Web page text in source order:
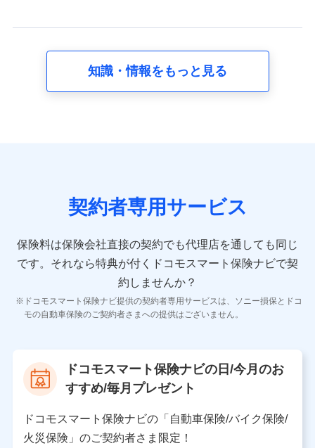
の内容、保険料、保険料のお支払方法、車のメーカーや
走行距離などの情報、建物の構造や築年数などの情報、
険契約に関する情報。例として、保険契約者及び被保険
者の氏名、住所、生年月日、性別、保険契約者と被保険
報、建物の構造や築年数などの情報、ペットの種類や年
齢などの情報などが含まれます。
【共同して利用する者の範囲】
当社
当社又は株式会社NTTドコモが提供する保険関連サービ
スにおけるユーザ登録受付および管理のため
を受けている保険会社・提携会社の保険その他に関する
情報を提供するため、また維持管理等の委託業務遂行の
ため、またそれらに付帯、関連する当社、株式会社NTT
知識・情報をもっと見る
契約者専用サービス
保険料は保険会社直接の契約でも代理店を通しても同じ
です。 それなら特典が付くドコモスマート保険ナビで契
約しませんか？
ドコモスマート保険ナビ提供の契約者専用サービスは、ソニー損保とドコ
モの自動車保険のご契約者さまへの提供はございません。
ドコモスマート保険ナビの日/今月のお
すすめ/毎月プレゼント
ドコモスマート保険ナビの「自動車保険/バイク保険/
火災保険」のご契約者さま限定！